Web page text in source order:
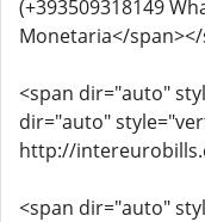
(+393509318149
Monetaria</
<span dir="auto"
dir="auto"
http://
<span dir="auto"